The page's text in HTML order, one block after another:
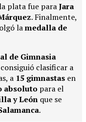
plata fue paraJara
. Finalmente,
lamedalla de
de Gimnasia
consiguió clasificar a
a 15 gimnastas en
absoluto para el
y León que se
.